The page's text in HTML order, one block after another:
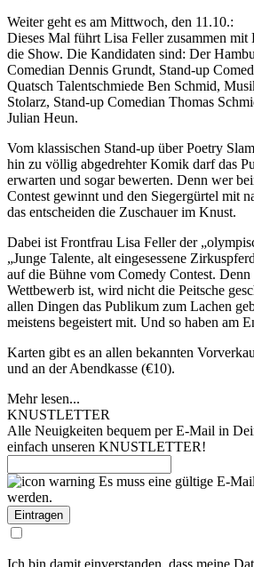
Weiter geht es am Mittwoch, den 11.10.:
Dieses Mal führt Lisa Feller zusammen mit
die Show. Die Kandidaten sind: Der
Comedian Dennis Grundt, Stand-up
Quatsch Talentschmiede Ben Schmid,
Stolarz, Stand-up Comedian Thomas
Julian Heun.
Vom klassischen Stand-up über Poetry
hin zu völlig abgedrehter Komik darf das
erwarten und sogar bewerten. Denn wer
Contest gewinnt und den Siegergürtel mit
das entscheiden die Zuschauer im Knust.
Dabei ist Frontfrau Lisa Feller der
„Junge Talente, alt eingesessene
auf die Bühne vom Comedy Contest. Denn
Wettbewerb ist, wird nicht die Peitsche
allen Dingen das Publikum zum Lachen
meistens begeistert mit. Und so haben am
Karten gibt es an allen bekannten
und an der Abendkasse (€10).
Mehr lesen...
KNUSTLETTER
Alle Neuigkeiten bequem per E-Mail in
einfach unseren KNUSTLETTER!
Es muss eine gültige E-
werden.
Ich bin damit einverstanden, dass meine